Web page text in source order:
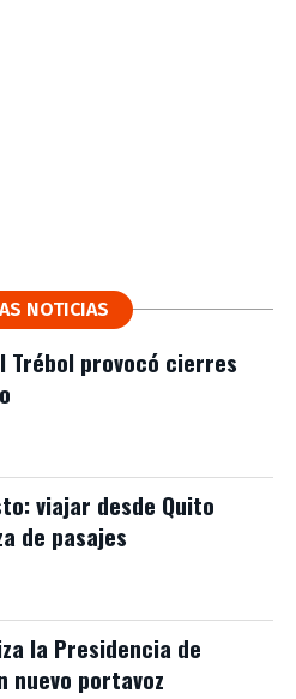
NOTICIAS
Trébol provocó cierres
viajar desde Quito
de pasajes
la Presidencia de
nuevo portavoz